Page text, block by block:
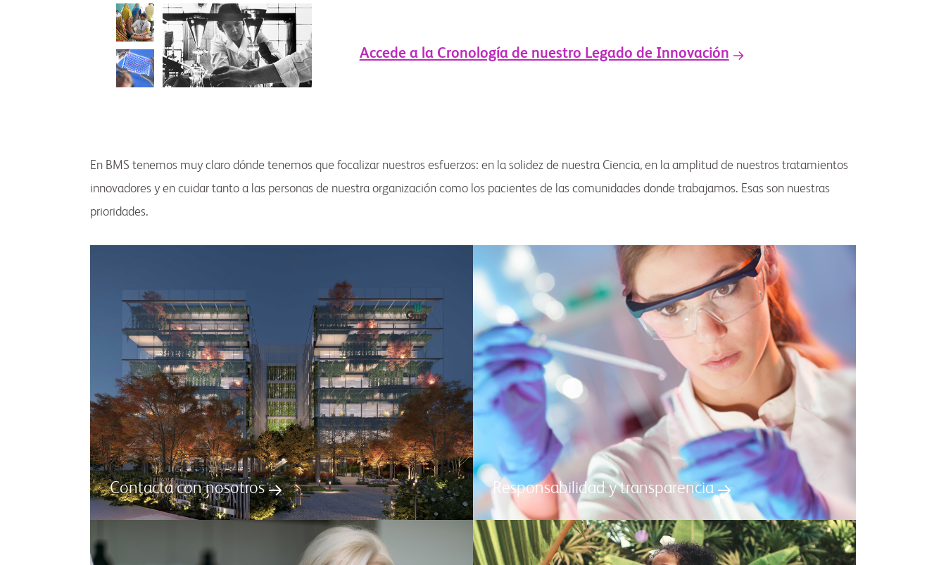
Accede a la Cronología de nuestro Legado de Innovación
En BMS tenemos muy claro dónde tenemos que focalizar nuestros esfuerzos: en la solidez de nuestra Ciencia, en la amplitud de nuestros tratamientos
innovadores y en cuidar tanto a las personas de nuestra organización como los pacientes de las comunidades donde trabajamos. Esas son nuestras
prioridades.
Contacta con nosotros Responsabilidad y transparencia